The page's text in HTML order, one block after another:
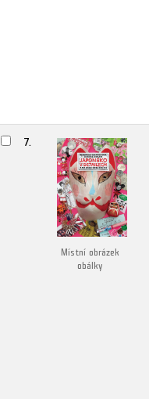
7.
Místní obrázek
obálky